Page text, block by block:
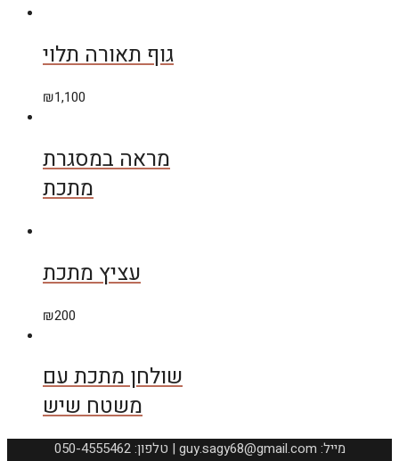
גוף תאורה תלוי
₪1,100
מראה במסגרת
מתכת
עציץ מתכת
₪200
שולחן מתכת עם
משטח שיש
050-4555462 :טלפון | guy.sagy68@gmail.com :מייל